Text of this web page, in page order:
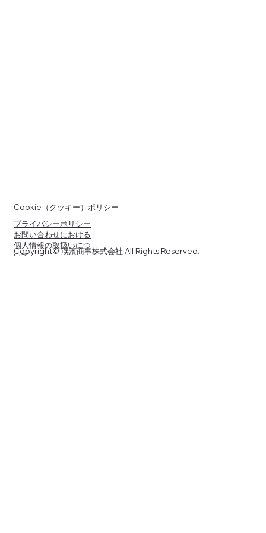
Cookie（クッキー）ポリシー
プライバシーポリシー
お問い合わせにおける
個人情報の取扱いにつ
いて
Copyright© 渓濱商事株式会社 All Rights Reserved.